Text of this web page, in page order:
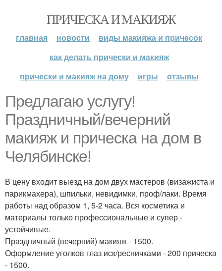
ПРИЧЕСКА И МАКИЯЖ
главная новости
виды макияжа и причесок
как делать прически и макияж
прически и макияж на дому
игры отзывы
Предлагаю услугу!
Праздничный/вечерний
макияж и прическа на дом в
Челябинске!
В цену входит выезд на дом двух мастеров (визажиста и
парикмахера), шпильки, невидимки, проф/лаки. Время
работы над образом 1, 5-2 часа. Вся косметика и
материалы только профессиональные и супер -
устойчивые.
Праздничный (вечерний) макияж - 1500.
Оформление уголков глаз иск/ресничками - 200 прическа
- 1500.